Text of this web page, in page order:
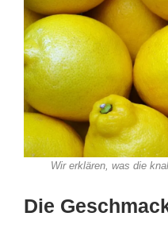
Wir erklären, was die
Die